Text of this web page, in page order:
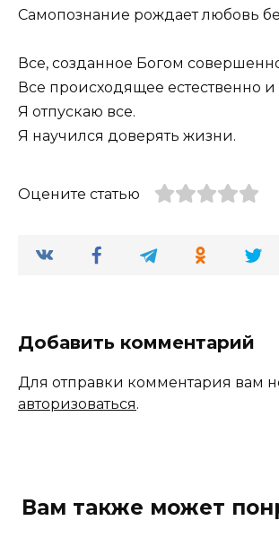
Самопознание рождает любовь
Все, созданное Богом
Все происходящее естественно
Я отпускаю все.
Я научился доверять жизни.
Оцените статью
Добавить комментарий
Для отправки комментария вам
авторизоваться.
Вам также может